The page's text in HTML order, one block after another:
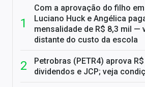
Com a aprovação do filho
Luciano Huck e Angélica
mensalidade de R$ 8,3 mil —
distante do custo da escola
Petrobras (PETR4) aprova
dividendos e JCP; veja